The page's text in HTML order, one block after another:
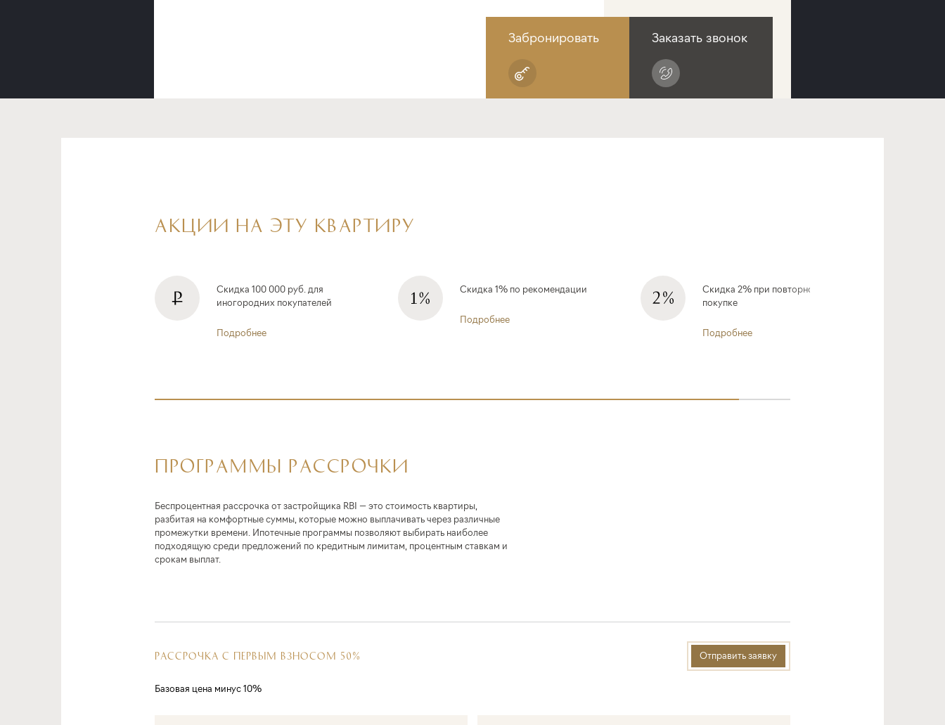
Забронировать Заказать звонок
АКЦИИ НА ЭТУ КВАРТИРУ
Скидка 100 000 руб. для
иногородних покупателей
Подробнее
Скидка 1% по рекомендации
Подробнее
Скидка 2% при повторной
покупке
Подробнее
ПРОГРАММЫ РАССРОЧКИ
Беспроцентная рассрочка от застройщика RBI — это стоимость квартиры,
разбитая на комфортные суммы, которые можно выплачивать через различные
промежутки времени. Ипотечные программы позволяют выбирать наиболее
подходящую среди предложений по кредитным лимитам, процентным ставкам и
срокам выплат.
РАССРОЧКА С ПЕРВЫМ ВЗНОСОМ 50%
Базовая цена минус 10%
Отправить заявку